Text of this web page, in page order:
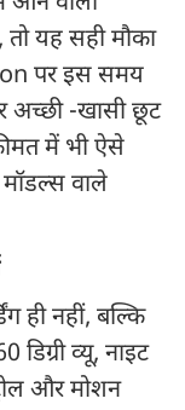
तो यह सही मौका
पर इस समय
अच्छी -खासी छूट
में भी ऐसे
वाले
ही नहीं, बल्कि
व्यू, नाइट
और मोशन